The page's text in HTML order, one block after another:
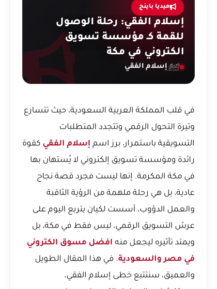
ميديا باينج
إسلام الفقي: رحلة الوصول
للقمة كـ مؤسسة تسويق
الكتروني في مكة
إسلام الفقي
في قلب المملكة العربية السعودية، حيث تتسارع
وتيرة التحول الرقمي وتتجدد المتطلبات
التسويقية باستمرار، برز اسم إسلام الفقي كقوة
رائدة ومؤسسة تسويق إلكتروني لا يُستهان بها
في مكة المكرمة. إنها ليست مجرد قصة نجاح
عادية، بل هي رحلة ملهمة من الرؤية الثاقبة
والعمل الدؤوب، أسست لكيان يتربع اليوم على
عرش التسويق الرقمي، ليس فقط في مكة، بل
ويمتد تأثيره ليجعل منه افضل مسوق الكتروني
في مصر والسعودية. في هذا المقال الطويل
والعميق، سنتتبع خطى إسلام الفقي،